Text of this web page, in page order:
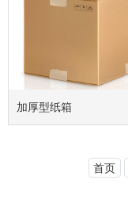
加厚型纸箱
首页